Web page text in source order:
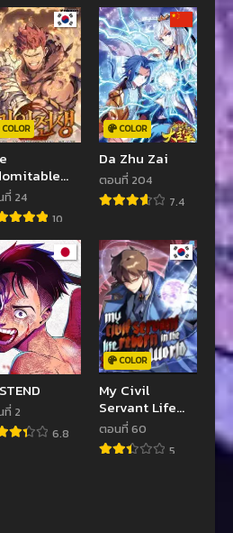
COLOR
King
24
10
COLOR
Da Zhu Zai
ตอนที่ 204
7.4
2
6.8
COLOR
My Civil
Servant Life
Reborn in the
Strange World
ตอนที่ 60
5